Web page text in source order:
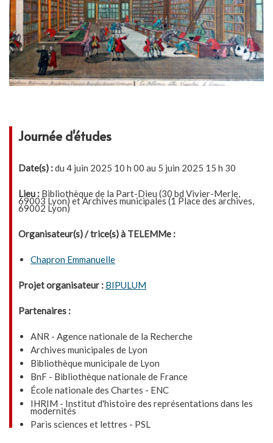
Journée d'études
Date(s) :du 4 juin 2025 10 h 00 au 5 juin 2025 15 h 30
Lieu : Bibliothèque de la Part-Dieu (30 bd Vivier-Merle,
69003 Lyon) et Archives municipales (1 Place des archives,
69002 Lyon)
Organisateur(s) / trice(s) à TELEMMe :
Chapron Emmanuelle
Projet organisateur : BIPULUM
Partenaires :
ANR - Agence nationale de la Recherche
Archives municipales de Lyon
Bibliothèque municipale de Lyon
BnF - Bibliothèque nationale de France
École nationale des Chartes - ENC
IHRIM - Institut d'histoire des représentations dans les
modernités
Paris sciences et lettres - PSL